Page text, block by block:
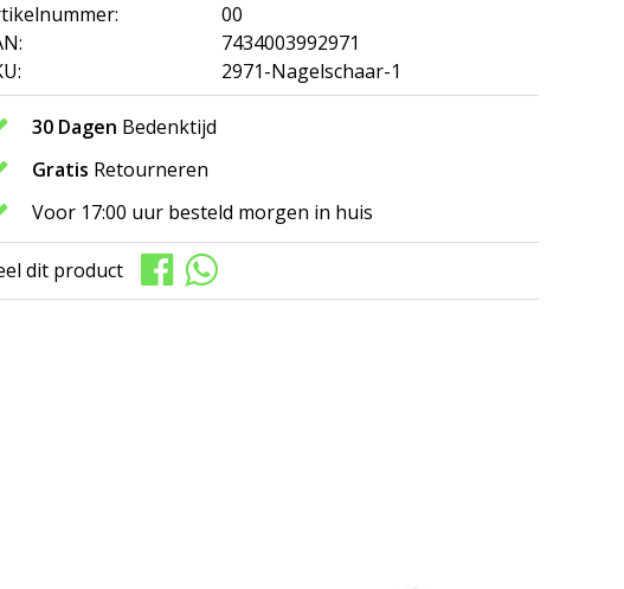
00
7434003992971
2971-Nagelschaar-1
30 Dagen Bedenktijd
Gratis Retourneren
Voor 17:00 uur besteld morgen in huis
dit product